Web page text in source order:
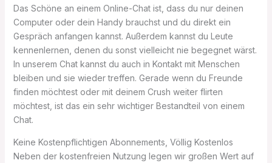
Das Schöne an einem Online-Chat ist, dass du nur deinen
Computer oder dein Handy brauchst und du direkt ein
Gespräch anfangen kannst. Außerdem kannst du Leute
kennenlernen, denen du sonst vielleicht nie begegnet wärst.
In unserem Chat kannst du auch in Kontakt mit Menschen
bleiben und sie wieder treffen. Gerade wenn du Freunde
finden möchtest oder mit deinem Crush weiter flirten
möchtest, ist das ein sehr wichtiger Bestandteil von einem
Chat.
Keine Kostenpflichtigen Abonnements, Völlig Kostenlos
Neben der kostenfreien Nutzung legen wir großen Wert auf